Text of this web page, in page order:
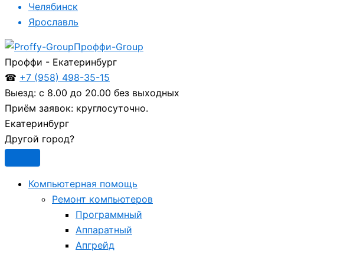
Челябинск
Ярославль
Проффи-Group
Проффи - Екатеринбург
☎ +7 (958) 498-35-15
Выезд: с 8.00 до 20.00 без выходных
Приём заявок: круглосуточно.
Екатеринбург
Другой город?
Компьютерная помощь
Ремонт компьютеров
Программный
Аппаратный
Апгрейд